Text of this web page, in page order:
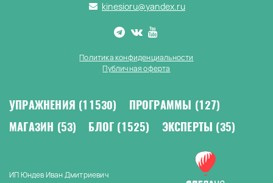
kinesioru@yandex.ru
Политика конфиденциальности
Публичная оферта
УПРАЖНЕНИЯ (11530) ПРОГРАММЫ (127)
МАГАЗИН (53) БЛОГ (1525) ЭКСПЕРТЫ (35)
ИП Юндев Иван Дмитриевич